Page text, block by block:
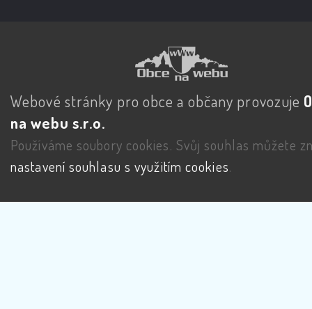
Webové stránky pro obce a občany provozuje
na webu s.r.o.
Používáme soubory cookies. Svůj souhlas můžete
nastavení souhlasu s využitím cookies.